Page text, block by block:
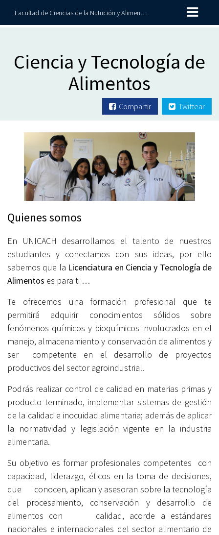
Facultad de Ciencias de la Nutrición y Alimentos
Ciencia y Tecnología de
Alimentos
Compartir Twittear
Quienes somos
En UNICACH desarrollamos el talento de nuestros
estudiantes y conectamos con sus ideas, por ello
sabemos que la Licenciatura en Ciencia y Tecnología de
Alimentos es para ti …
Te ofrecemos una formación profesional que te
permitirá adquirir conocimientos sólidos sobre
fenómenos químicos y bioquímicos involucrados en el
manejo, almacenamiento y conservación de alimentos y
ser competente en el desarrollo de proyectos
productivos del sector agroindustrial.
Podrás realizar control de calidad en materias primas y
producto terminado, implementar sistemas de gestión
de la calidad e inocuidad alimentaria; además de aplicar
la normatividad y legislación vigente en la industria
alimentaria.
Su objetivo es formar profesionales competentes con
capacidad, liderazgo, éticos en la toma de decisiones,
que conocen, aplican y asesoran sobre la tecnología
del procesamiento, conservación y desarrollo de
alimentos con calidad, acorde a estándares
nacionales e internacionales del sector alimentario de